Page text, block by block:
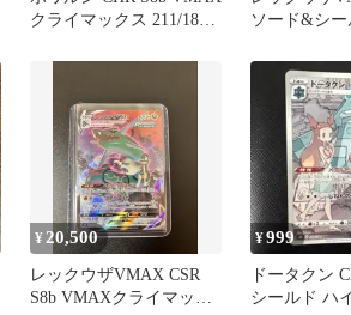
クライマックス 211/184
ソード&シー
¥ 20,500
レックウザVMAX CSR
S8b VMAXクライマック
¥999
ドータクン
シールド ハ